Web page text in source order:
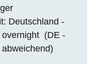
Deutschland -
(DE -